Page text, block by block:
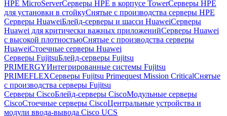
HPE MicroServerСерверы HPE в корпусе TowerСерверы HPE
для установки в стойкуСнятые с производства серверы HPE
Серверы HuaweiБлейд-серверы и шасси HuaweiСерверы
Huawei для критически важных приложенийСерверы Huawei
с высокой плотностьюСнятые с производства серверы
HuaweiСтоечные серверы Huawei
Серверы FujitsuБлейд-серверы Fujitsu
PRIMERGYИнтегрированные системы Fujitsu
PRIMEFLEXСерверы Fujitsu Primequest Mission CriticalСнятые
с производства серверы Fujitsu
Серверы CiscoБлейд-серверы CiscoМодульные серверы
CiscoСтоечные серверы CiscoЦентральные устройства и
модули ввода-вывода Cisco UCS